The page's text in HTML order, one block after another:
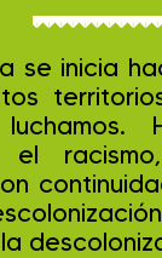
se inicia
el